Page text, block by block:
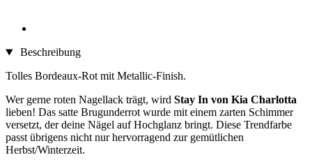
Beschreibung
Tolles Bordeaux-Rot mit Metallic-Finish.
Wer gerne roten Nagellack trägt, wird Stay In von Kia Charlotta
lieben! Das satte Brugunderrot wurde mit einem zarten Schimmer
versetzt, der deine Nägel auf Hochglanz bringt. Diese Trendfarbe
passt übrigens nicht nur hervorragend zur gemütlichen
Herbst/Winterzeit.